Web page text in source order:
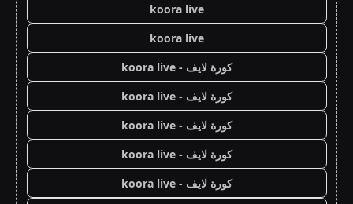
koora live
koora live
كورة لايف - koora live
كورة لايف - koora live
كورة لايف - koora live
كورة لايف - koora live
كورة لايف - koora live